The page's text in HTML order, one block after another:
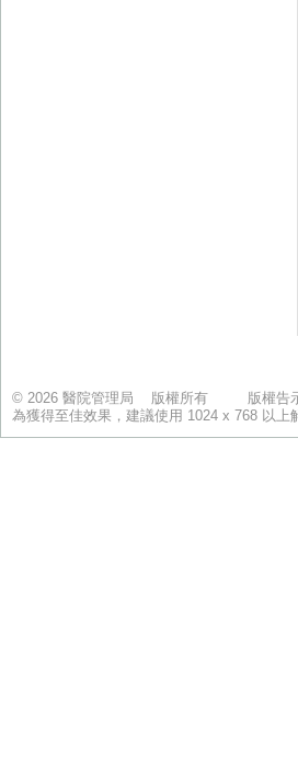
© 2026 醫院管理局 版權所有 版權告
為獲得至佳效果，建議使用 1024 x 768 以上